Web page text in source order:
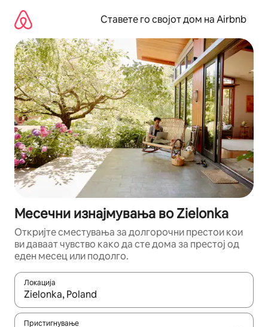
содржина
Ставете го својот дом на Airbnb
Месечни изнајмувања во Zielonka
Откријте сместувања за долгорочни престои кои
ви даваат чувство како да сте дома за престој од
еден месец или подолго.
Локација
Кога резултатите се достапни, движете се со копчињата
Пристигнување